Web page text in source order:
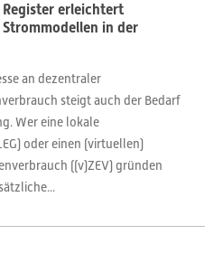
erleichtert
in der
an dezentraler
steigt auch der Bedarf
Wer eine lokale
oder einen (virtuellen)
((v)ZEV) gründen